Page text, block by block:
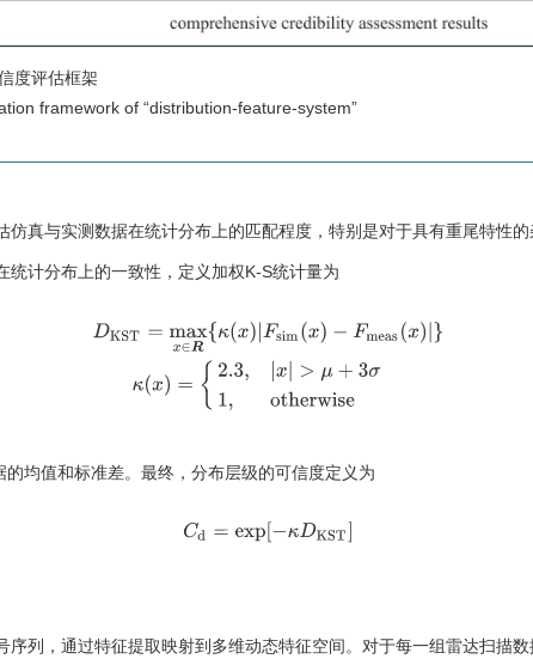
度评估框架
framework of “distribution-feature-system”
仿真与实测数据在统计分布上的匹配程度，特别是对于具有重尾特性的
统计分布上的一致性，定义加权K-S统计量为
DKST= maxx∈R{κ(x)|F sim(x )−F meas(x)|} κ(x) ={
的均值和标准差。最终，分布层级的可信度定义为
Cd= exp[ −κDKST]
序列，通过特征提取映射到多维动态特征空间。对于每一组雷达扫描